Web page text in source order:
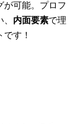
が可能。プロフ
内面要素で理
す！